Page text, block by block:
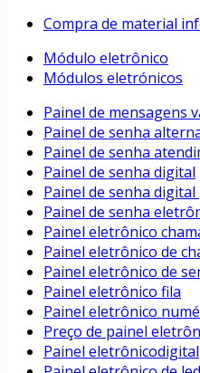
Compra de material
Módulo eletrônico
Módulos eletrónicos
Painel de mensagens
Painel de senha
Painel de senha
Painel de senha digital
Painel de senha digital
Painel de senha
Painel eletrônico
Painel eletrônico de
Painel eletrônico de
Painel eletrônico fila
Painel eletrônico
Preço de painel
Painel eletrônicodigital